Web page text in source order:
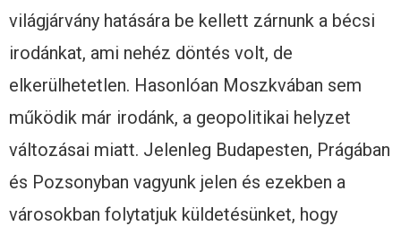
világjárvány hatására be kellett zárnunk a bécsi
irodánkat, ami nehéz döntés volt, de
elkerülhetetlen. Hasonlóan Moszkvában sem
működik már irodánk, a geopolitikai helyzet
változásai miatt. Jelenleg Budapesten, Prágában
és Pozsonyban vagyunk jelen és ezekben a
városokban folytatjuk küldetésünket, hogy